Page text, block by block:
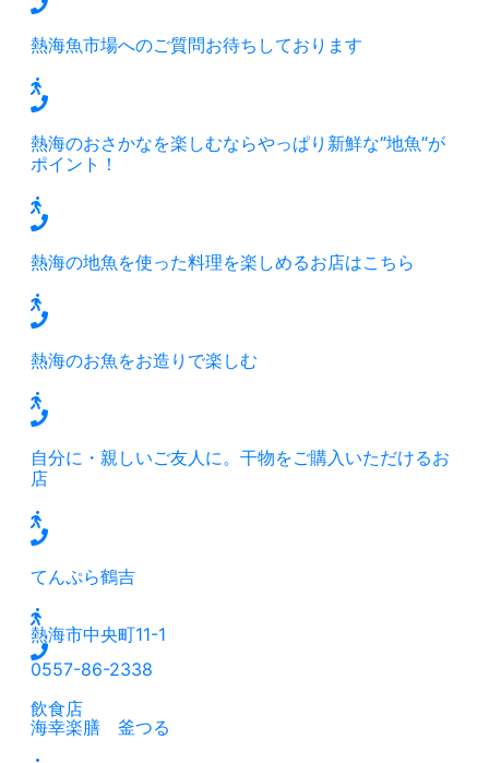
熱海魚市場へのご質問お待ちしております
熱海のおさかなを楽しむならやっぱり新鮮な”地魚”が
ポイント！
熱海の地魚を使った料理を楽しめるお店はこちら
熱海のお魚をお造りで楽しむ
自分に・親しいご友人に。干物をご購入いただけるお
店
てんぷら鶴吉
熱海市中央町11-1
0557-86-2338
飲食店
海幸楽膳 釜つる